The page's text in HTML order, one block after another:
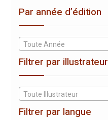
Par année d’édition
Toute Année
Filtrer par illustrateur
Toute Illustrateur
Filtrer par langue